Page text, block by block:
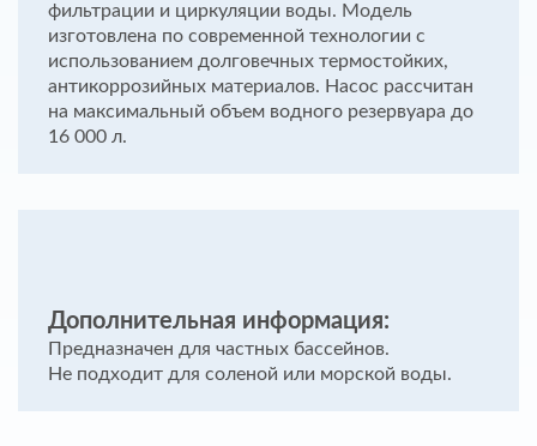
фильтрации и циркуляции воды. Модель
изготовлена по современной технологии с
использованием долговечных термостойких,
антикоррозийных материалов. Насос рассчитан
на максимальный объем водного резервуара до
16 000 л.
Дополнительная информация:
Предназначен для частных бассейнов.
Не подходит для соленой или морской воды.